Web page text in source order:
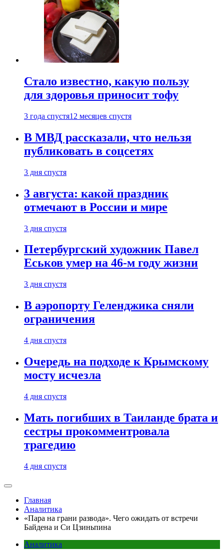
Стало известно, какую пользу
для здоровья приносит тофу
3 года спустя12 месяцев спустя
В МВД рассказали, что нельзя
публиковать в соцсетях
3 дня спустя
3 августа: какой праздник
отмечают в России и мире
3 дня спустя
Петербургский художник Павел
Еськов умер на 46-м году жизни
3 дня спустя
В аэропорту Геленджика сняли
ограничения
4 дня спустя
Очередь на подходе к Крымскому
мосту исчезла
4 дня спустя
Мать погибших в Таиланде брата и
сестры прокомментровала
трагедию
4 дня спустя
Главная
Аналитика
«Пара на грани развода». Чего ожидать от встречи
Байдена и Си Цзиньпина
Аналитика